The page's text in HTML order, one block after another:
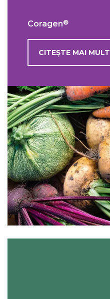
Coragen®
CITEȘTE MAI MULT